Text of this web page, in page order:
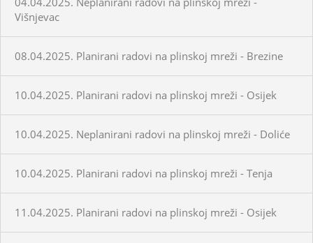
Višnjevac
08.04.2025. Planirani radovi na plinskoj mreži - Brezine
10.04.2025. Planirani radovi na plinskoj mreži - Osijek
10.04.2025. Neplanirani radovi na plinskoj mreži - Doliće
10.04.2025. Planirani radovi na plinskoj mreži - Tenja
11.04.2025. Planirani radovi na plinskoj mreži - Osijek